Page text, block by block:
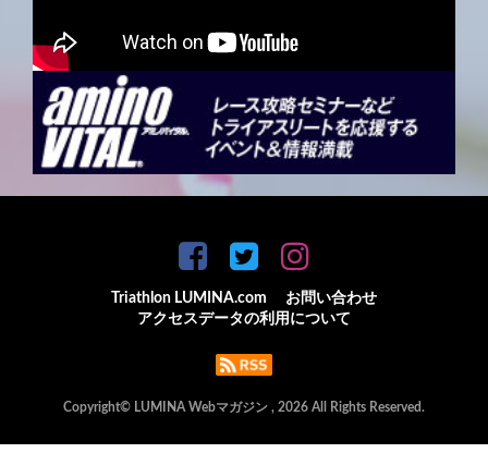
Triathlon LUMINA.com
お問い合わせ
アクセスデータの利用について
Copyright© LUMINA Webマガジン , 2026 All Rights Reserved.